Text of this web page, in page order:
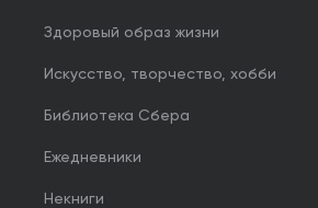
Здоровый образ жизни
Искусство, творчество, хобби
Библиотека Сбера
Ежедневники
Некниги